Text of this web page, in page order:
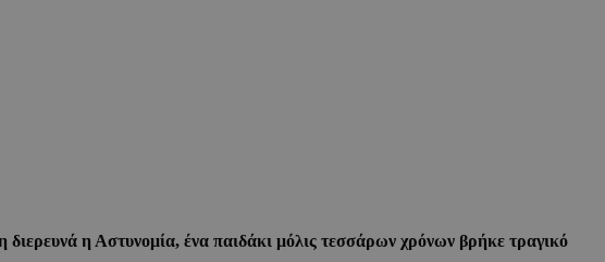
η Αστυνομία, ένα παιδάκι μόλις τεσσάρων χρόνων βρήκε τραγικό